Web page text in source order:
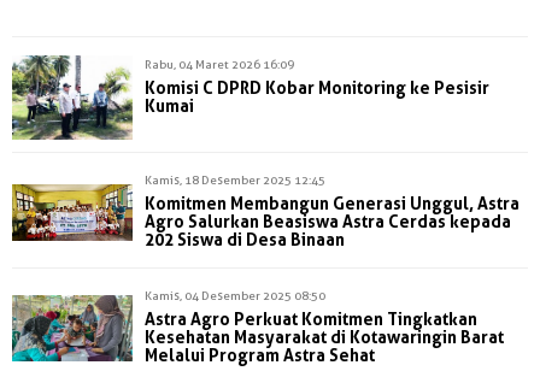
Rabu, 04 Maret 2026 16:09
Komisi C DPRD Kobar Monitoring ke Pesisir
Kumai
Kamis, 18 Desember 2025 12:45
Komitmen Membangun Generasi Unggul, Astra
Agro Salurkan Beasiswa Astra Cerdas kepada
202 Siswa di Desa Binaan
Kamis, 04 Desember 2025 08:50
Astra Agro Perkuat Komitmen Tingkatkan
Kesehatan Masyarakat di Kotawaringin Barat
Melalui Program Astra Sehat